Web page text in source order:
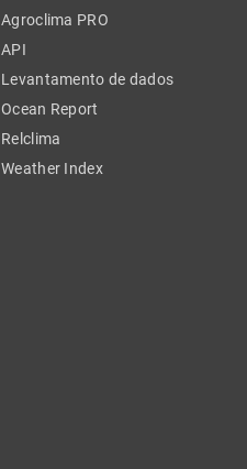
Agroclima PRO
API
Levantamento de dados
Ocean Report
Relclima
Weather Index